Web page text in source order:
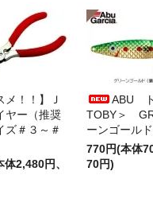
メ！！】Ｊ
ヤー（推奨
ズ＃３～＃
2,480円、
ABU
TOBY＞
ーンゴールド
770円(本体
70円)